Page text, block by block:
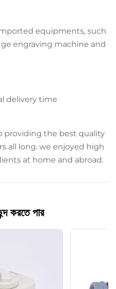
equipments, such
engraving machine and
delivery time
providing the best quality
all long. we enjoyed high
at home and abroad.
করতে পার